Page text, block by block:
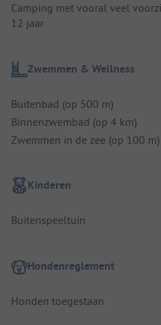
Camping met vooral veel
12 jaar
Zwemmen & Wellness
Buitenbad (op 500 m)
Binnenzwembad (op 4 km)
Zwemmen in de zee (op 100 m)
Kinderen
Buitenspeeltuin
Hondenreglement
Honden toegestaan